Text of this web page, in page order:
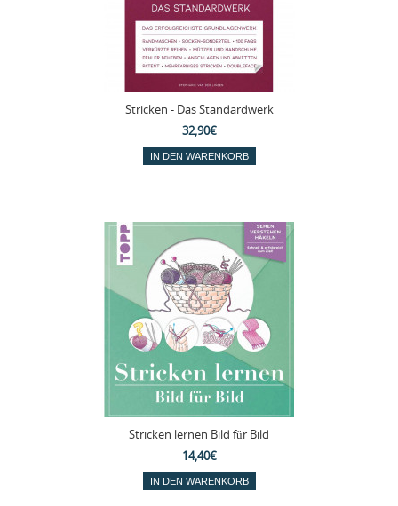
Stricken - Das Standardwerk
32,90€
Stricken lernen Bild für Bild
14,40€